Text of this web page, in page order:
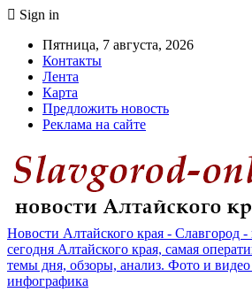
Sign in
Пятница, 7 августа, 2026
Контакты
Лента
Карта
Предложить новость
Реклама на сайте
Новости Алтайского края - Славгород -
сегодня Алтайского края, самая
темы дня, обзоры, анализ. Фото и
инфографика